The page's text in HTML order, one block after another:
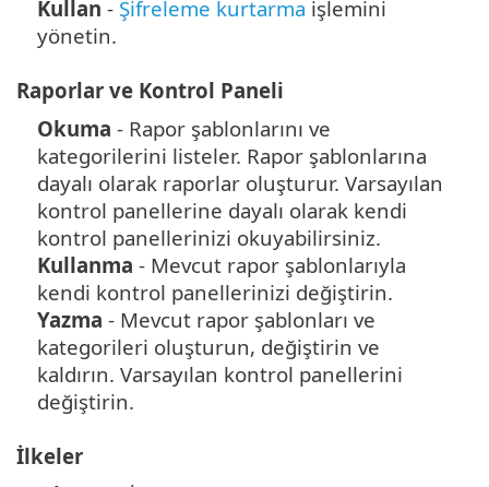
Kullan - Şifreleme kurtarma işlemini
yönetin.
Raporlar ve Kontrol Paneli
Okuma - Rapor şablonlarını ve
kategorilerini listeler. Rapor şablonlarına
dayalı olarak raporlar oluşturur. Varsayılan
kontrol panellerine dayalı olarak kendi
kontrol panellerinizi okuyabilirsiniz.
Kullanma - Mevcut rapor şablonlarıyla
kendi kontrol panellerinizi değiştirin.
Yazma - Mevcut rapor şablonları ve
kategorileri oluşturun, değiştirin ve
kaldırın. Varsayılan kontrol panellerini
değiştirin.
İlkeler